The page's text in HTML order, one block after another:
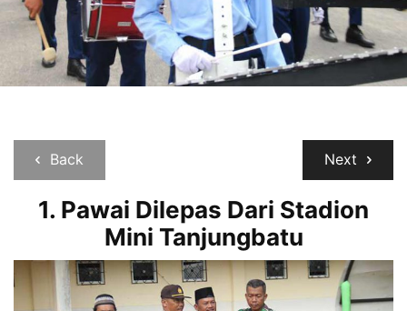
Back Next
1. Pawai Dilepas Dari Stadion
Mini Tanjungbatu